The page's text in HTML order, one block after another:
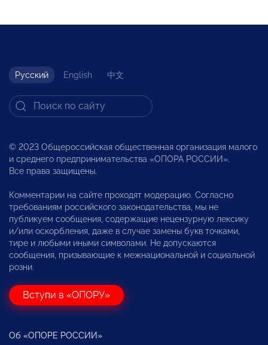
Русский English 中文
© 2023 Общероссийская общественная организация малого
и среднего предпринимательства «ОПОРА РОССИИ».
Все права защищены.
Комментарии на сайте проходят модерацию. Согласно
требованиям российского законодательства, мы не
публикуем сообщения, содержащие нецензурную лексику
и/или оскорбления, даже в случае замены букв точками,
тире и любыми иными символами. Не допускаются
сообщения, призывающие к межнациональной и социальной
розни.
Вступи в «ОПОРУ»
Об «ОПОРЕ РОССИИ»